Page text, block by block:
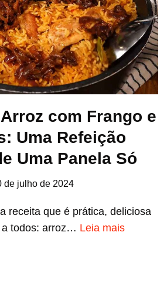
com Frango e
Uma Refeição
Uma Panela Só
de julho de 2024
receita que é prática, deliciosa
a todos: arroz… Leia mais